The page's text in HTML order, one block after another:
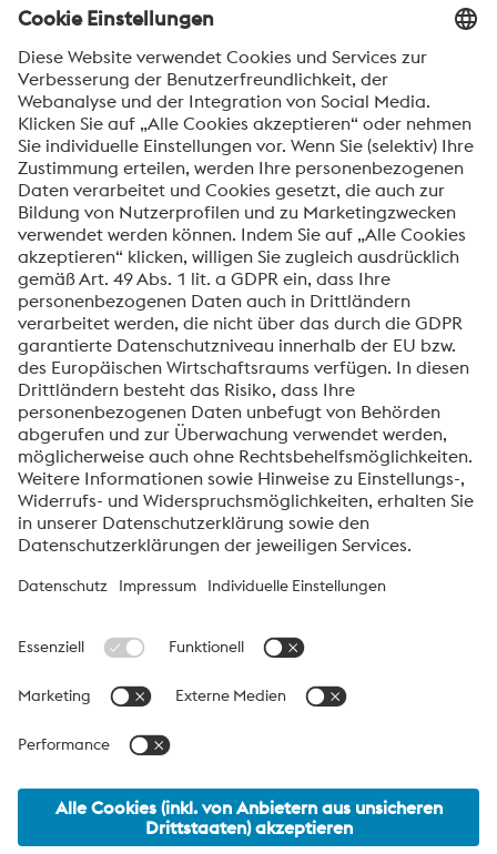
Mehr Informationen
Akzeptieren
vAMC nimmt an dem Projekt “Innovationsnetze und
Wertschöpfungsketten der Additiven Fertigung unter
Berücksichtigung von verantwortungsvoller Forschung
und Innovation (IAMRRI)” teil. Gefördert durch das
Forschungs- und Innovationsprogramm Horizon 2020 der
Europäischen Union unter der Grant Agreement Nummer
788361 (2018-2021).
Über die High Performance Metals Division
Die High Performance Metals Division des voestalpine-Konzerns
ist auf die Produktion und Verarbeitung von
fokussiert. Die Division ist globaler Marktführer bei Werkzeugstahl
und einer der führenden Anbieter von anderen Produkten aus
Bereiche Automobil, Öl- und Gasexploration, Maschinenbau